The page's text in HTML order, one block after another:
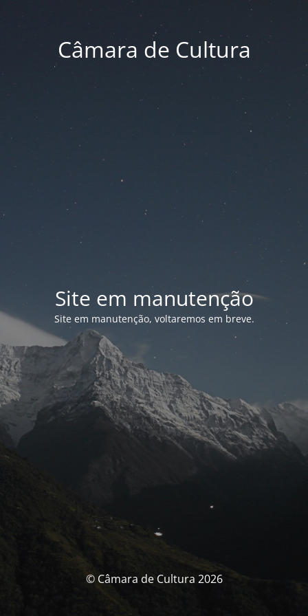
Câmara de Cultura
Site em manutenção
Site em manutenção, voltaremos em breve.
© Câmara de Cultura 2026